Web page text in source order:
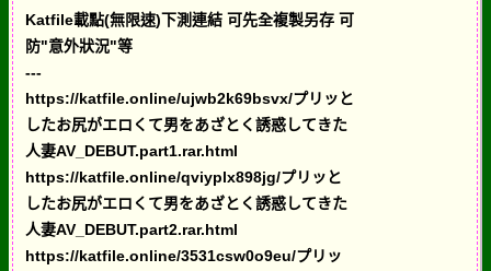
Katfile載點(無限速)下測連結 可先全複製另存 可
防"意外狀況"等
---
https://katfile.online/ujwb2k69bsvx/プリッと
したお尻がエロくて男をあざとく誘惑してきた
人妻AV_DEBUT.part1.rar.html
https://katfile.online/qviyplx898jg/プリッと
したお尻がエロくて男をあざとく誘惑してきた
人妻AV_DEBUT.part2.rar.html
https://katfile.online/3531csw0o9eu/プリッ